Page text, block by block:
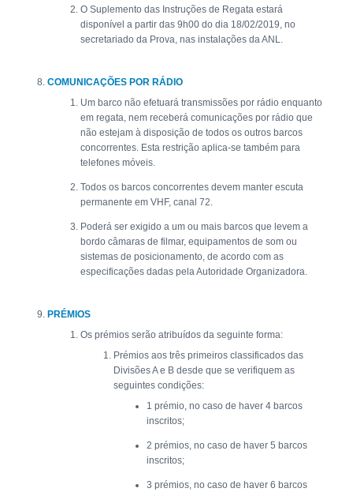
O Suplemento das Instruções de Regata estará
disponível a partir das 9h00 do dia 18/02/2019, no
secretariado da Prova, nas instalações da ANL.
COMUNICAÇÕES POR RÁDIO
Um barco não efetuará transmissões por rádio enquanto
em regata, nem receberá comunicações por rádio que
não estejam à disposição de todos os outros barcos
concorrentes. Esta restrição aplica-se também para
telefones móveis.
Todos os barcos concorrentes devem manter escuta
permanente em VHF, canal 72.
Poderá ser exigido a um ou mais barcos que levem a
bordo câmaras de filmar, equipamentos de som ou
sistemas de posicionamento, de acordo com as
especificações dadas pela Autoridade Organizadora.
PRÉMIOS
Os prémios serão atribuídos da seguinte forma:
Prémios aos três primeiros classificados das
Divisões A e B desde que se verifiquem as
seguintes condições:
1 prémio, no caso de haver 4 barcos
inscritos;
2 prémios, no caso de haver 5 barcos
inscritos;
3 prémios, no caso de haver 6 barcos